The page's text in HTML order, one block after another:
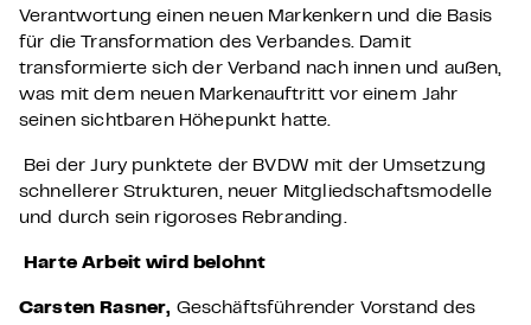
Verantwortung einen neuen Markenkern und die Basis
für die Transformation des Verbandes. Damit
transformierte sich der Verband nach innen und außen,
was mit dem neuen Markenauftritt vor einem Jahr
seinen sichtbaren Höhepunkt hatte.
Bei der Jury punktete der BVDW mit der Umsetzung
schnellerer Strukturen, neuer Mitgliedschaftsmodelle
und durch sein rigoroses Rebranding.
Harte Arbeit wird belohnt
Carsten Rasner, Geschäftsführender Vorstand des